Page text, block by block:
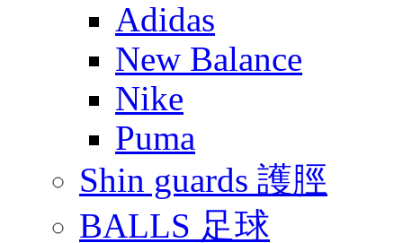
Adidas
New Balance
Nike
Puma
Shin guards 護脛
BALLS 足球